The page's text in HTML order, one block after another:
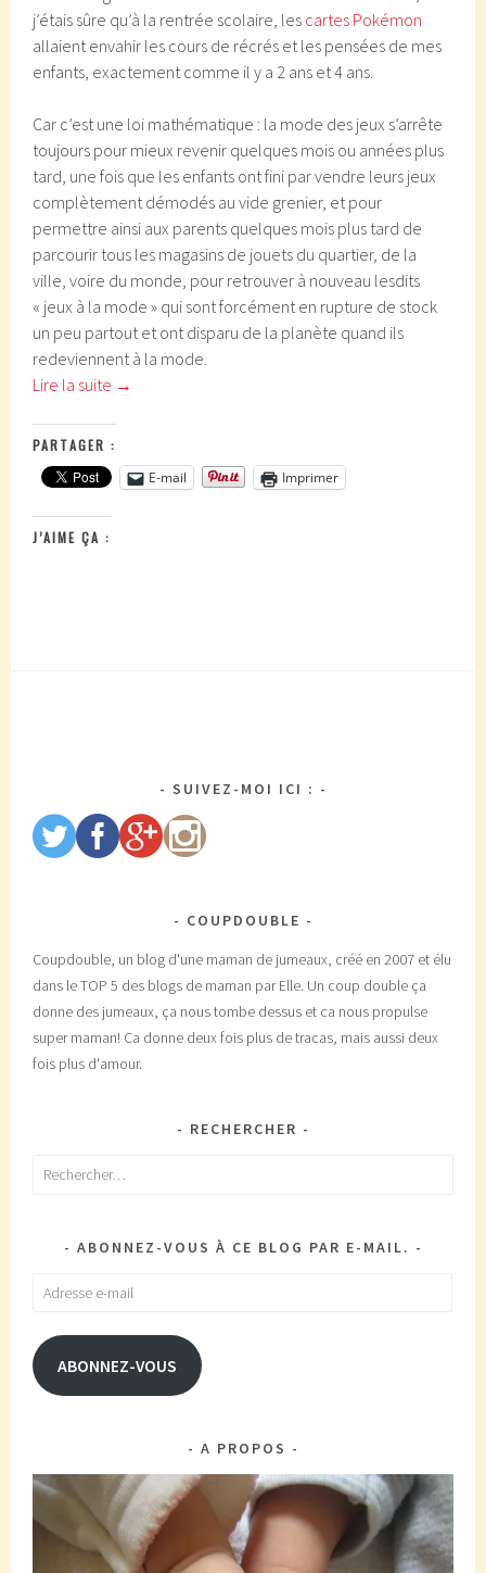
j’étais sûre qu’à la rentrée scolaire, les cartes Pokémon
allaient envahir les cours de récrés et les pensées de mes
enfants, exactement comme il y a 2 ans et 4 ans.
Car c’est une loi mathématique : la mode des jeux s’arrête
toujours pour mieux revenir quelques mois ou années plus
tard, une fois que les enfants ont fini par vendre leurs jeux
complètement démodés au vide grenier, et pour
permettre ainsi aux parents quelques mois plus tard de
parcourir tous les magasins de jouets du quartier, de la
ville, voire du monde, pour retrouver à nouveau lesdits
« jeux à la mode » qui sont forcément en rupture de stock
un peu partout et ont disparu de la planète quand ils
redeviennent à la mode.
Lire la suite →
PARTAGER :
E-mail
Imprimer
J’AIME ÇA :
SUIVEZ-MOI ICI :
COUPDOUBLE
Coupdouble, un blog d'une maman de jumeaux, créé en 2007 et élu
dans le TOP 5 des blogs de maman par Elle. Un coup double ça
donne des jumeaux, ça nous tombe dessus et ca nous propulse
super maman! Ca donne deux fois plus de tracas, mais aussi deux
fois plus d'amour.
RECHERCHER
Rechercher :
ABONNEZ-VOUS À CE BLOG PAR E-MAIL.
Adresse
mail
ABONNEZ-VOUS
A PROPOS